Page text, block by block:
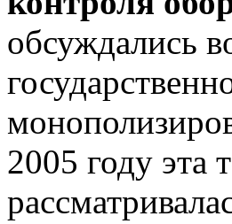
обсуждались
2005 году эта